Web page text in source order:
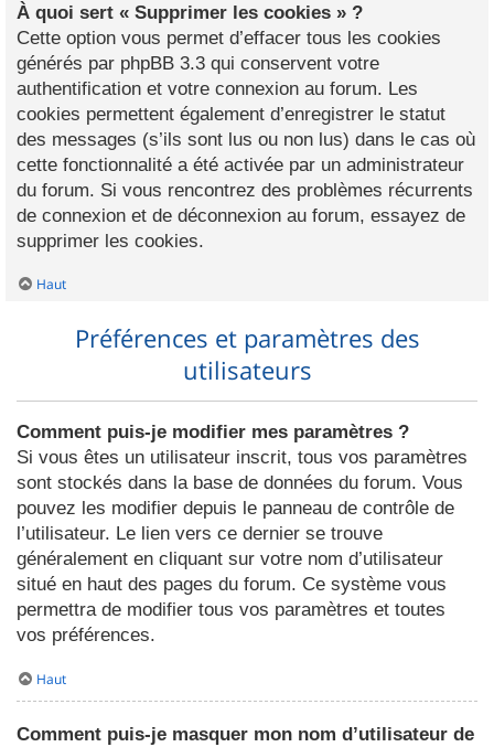
À quoi sert « Supprimer les cookies » ?
Cette option vous permet d’effacer tous les cookies
générés par phpBB 3.3 qui conservent votre
authentification et votre connexion au forum. Les
cookies permettent également d’enregistrer le statut
des messages (s’ils sont lus ou non lus) dans le cas où
cette fonctionnalité a été activée par un administrateur
du forum. Si vous rencontrez des problèmes récurrents
de connexion et de déconnexion au forum, essayez de
supprimer les cookies.
Haut
Préférences et paramètres des
utilisateurs
Comment puis-je modifier mes paramètres ?
Si vous êtes un utilisateur inscrit, tous vos paramètres
sont stockés dans la base de données du forum. Vous
pouvez les modifier depuis le panneau de contrôle de
l’utilisateur. Le lien vers ce dernier se trouve
généralement en cliquant sur votre nom d’utilisateur
situé en haut des pages du forum. Ce système vous
permettra de modifier tous vos paramètres et toutes
vos préférences.
Haut
Comment puis-je masquer mon nom d’utilisateur de